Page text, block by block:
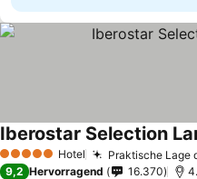
5 Sterne Hotel Praktische Lage
Iberostar Selection
9,2 Hervorragend 16.370